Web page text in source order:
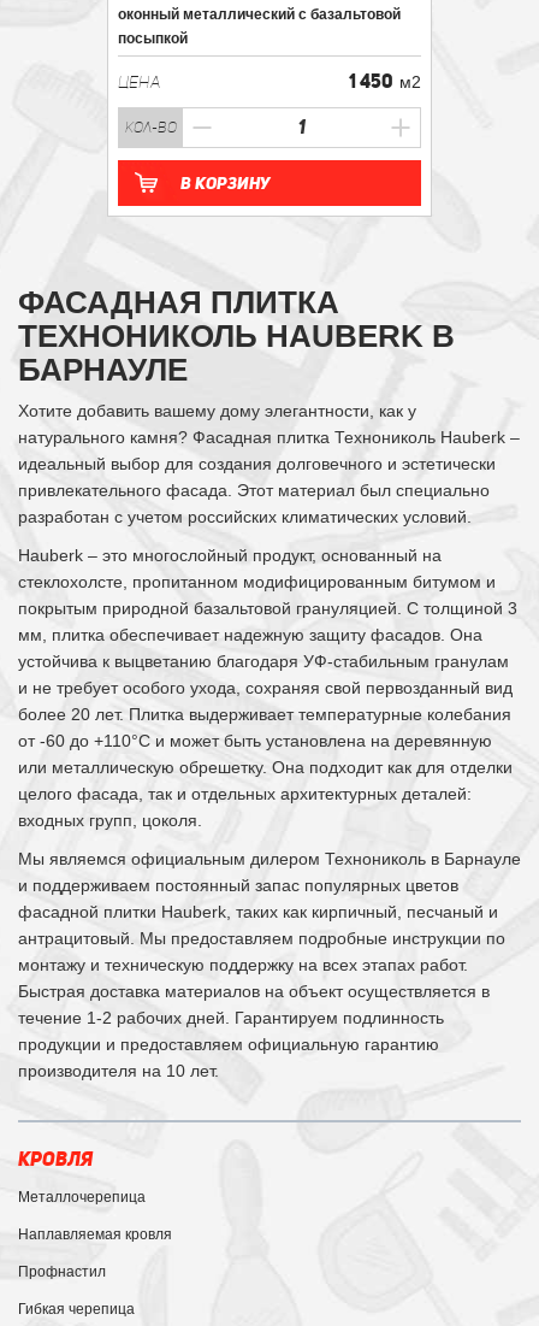
оконный металлический с базальтовой
посыпкой
ЦЕНА 1 450 м2
кол-во
В корзину
ФАСАДНАЯ ПЛИТКА
ТЕХНОНИКОЛЬ HAUBERK В
БАРНАУЛЕ
Хотите добавить вашему дому элегантности, как у
натурального камня? Фасадная плитка Технониколь Hauberk –
идеальный выбор для создания долговечного и эстетически
привлекательного фасада. Этот материал был специально
разработан с учетом российских климатических условий.
Hauberk – это многослойный продукт, основанный на
стеклохолсте, пропитанном модифицированным битумом и
покрытым природной базальтовой грануляцией. С толщиной 3
мм, плитка обеспечивает надежную защиту фасадов. Она
устойчива к выцветанию благодаря УФ-стабильным гранулам
и не требует особого ухода, сохраняя свой первозданный вид
более 20 лет. Плитка выдерживает температурные колебания
от -60 до +110°C и может быть установлена на деревянную
или металлическую обрешетку. Она подходит как для отделки
целого фасада, так и отдельных архитектурных деталей:
входных групп, цоколя.
Мы являемся официальным дилером Технониколь в Барнауле
и поддерживаем постоянный запас популярных цветов
фасадной плитки Hauberk, таких как кирпичный, песчаный и
антрацитовый. Мы предоставляем подробные инструкции по
монтажу и техническую поддержку на всех этапах работ.
Быстрая доставка материалов на объект осуществляется в
течение 1-2 рабочих дней. Гарантируем подлинность
продукции и предоставляем официальную гарантию
производителя на 10 лет.
КРОВЛЯ
Металлочерепица
Наплавляемая кровля
Профнастил
Гибкая черепица